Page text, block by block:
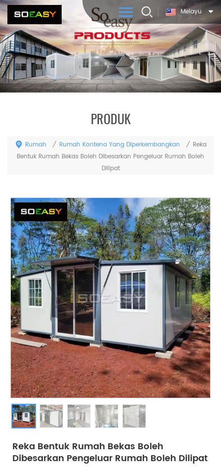
Melayu
PRODUK
Rumah / Rumah Kontena Yang Diperkembangkan / Reka
Bentuk Rumah Bekas Boleh Dibesarkan Pengeluar Rumah Boleh
Dilipat
Reka Bentuk Rumah Bekas Boleh
Dibesarkan Pengeluar Rumah Boleh Dilipat